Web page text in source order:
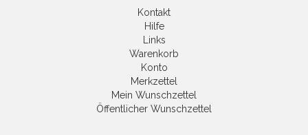
Kontakt
Hilfe
Links
Warenkorb
Konto
Merkzettel
Mein Wunschzettel
Öffentlicher Wunschzettel